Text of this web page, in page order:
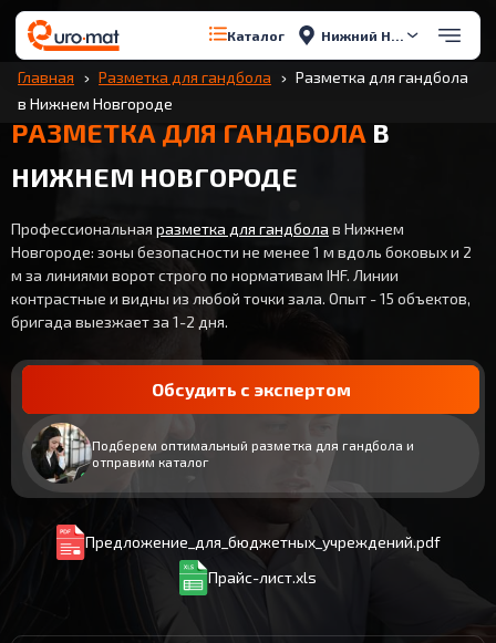
Каталог Нижний Новгород
Главная Разметка для гандбола
Разметка для гандбола
в Нижнем Новгороде
РАЗМЕТКА ДЛЯ ГАНДБОЛА В
НИЖНЕМ НОВГОРОДЕ
Профессиональная разметка для гандбола в Нижнем
Новгороде: зоны безопасности не менее 1 м вдоль боковых и 2
м за линиями ворот строго по нормативам IHF. Линии
контрастные и видны из любой точки зала. Опыт - 15 объектов,
бригада выезжает за 1-2 дня.
Обсудить с экспертом
Подберем оптимальный разметка для гандбола и
отправим каталог
Предложение_для_бюджетных_учреждений.pdf
Прайс-лист.xls